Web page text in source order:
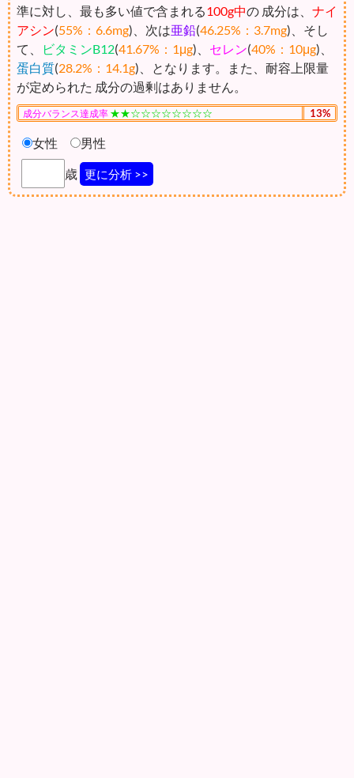
準に対し、最も多い値で含まれる100g中の 成分は、 ナイ
アシン(55%：6.6mg)、次は亜鉛(46.25%：3.7mg)、そし
て、
ビタミンB12(41.67%：1μg)、 セレン(40%：10μg)、
蛋白質(28.2%：14.1g)、となります。また、耐容上限量
が定められた 成分の過剰はありません。
成分バランス達成率 ★★☆☆☆☆☆☆☆☆ 13%
女性 男性
歳 更に分析 >>